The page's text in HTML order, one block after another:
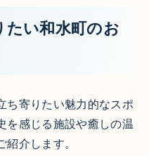
たい和水町のお
ち寄りたい魅力的なスポ
を感じる施設や癒しの温
介します。